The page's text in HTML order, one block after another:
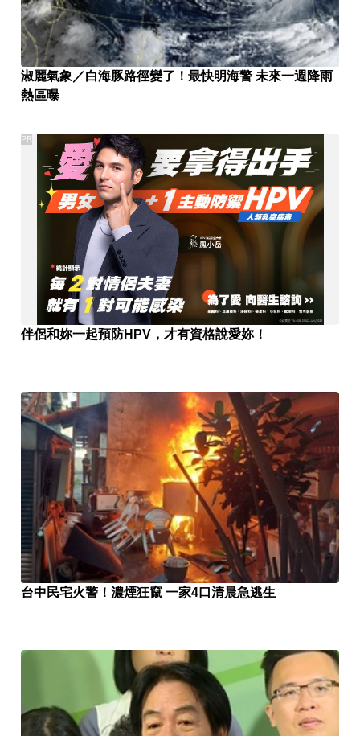
淑麗氣象／白海豚路徑變了！最快明海警 未來一週降雨
熱區曝
伴侶和妳一起預防HPV，才有資格說愛妳！
PR
台中民宅火警！濃煙狂竄 一家4口清晨急逃生